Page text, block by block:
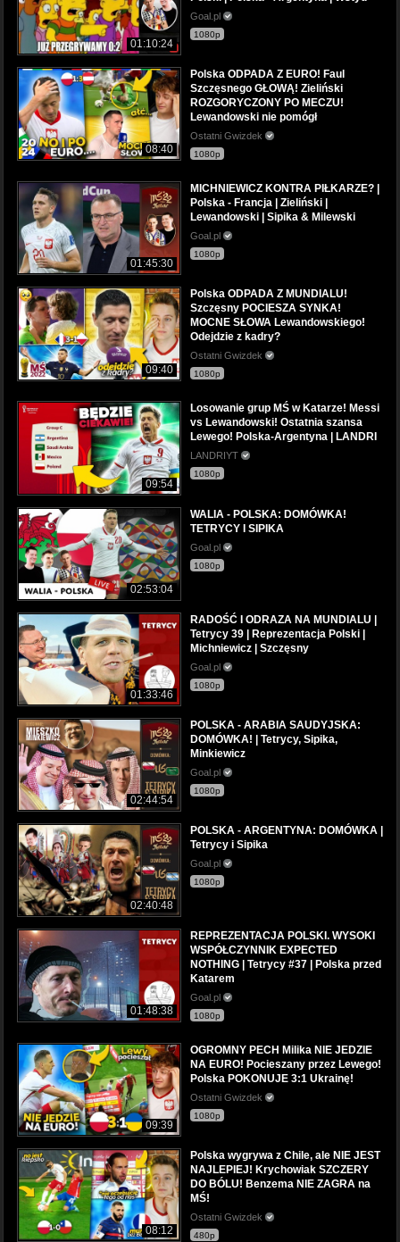
01:10:24
Goal.pl
1080p
08:40
Polska ODPADA Z EURO! Faul
Szczęsnego GŁOWĄ! Zieliński
ROZGORYCZONY PO MECZU!
Lewandowski nie pomógł
Ostatni Gwizdek
1080p
01:45:30
MICHNIEWICZ KONTRA PIŁKARZE? |
Polska - Francja | Zieliński |
Lewandowski | Sipika & Milewski
Goal.pl
1080p
09:40
Polska ODPADA Z MUNDIALU!
Szczęsny POCIESZA SYNKA!
MOCNE SŁOWA Lewandowskiego!
Odejdzie z kadry?
Ostatni Gwizdek
1080p
09:54
Losowanie grup MŚ w Katarze! Messi
vs Lewandowski! Ostatnia szansa
Lewego! Polska-Argentyna | LANDRI
LANDRIYT
1080p
02:53:04
WALIA - POLSKA: DOMÓWKA!
TETRYCY I SIPIKA
Goal.pl
1080p
01:33:46
RADOŚĆ I ODRAZA NA MUNDIALU |
Tetrycy 39 | Reprezentacja Polski |
Michniewicz | Szczęsny
Goal.pl
1080p
02:44:54
POLSKA - ARABIA SAUDYJSKA:
DOMÓWKA! | Tetrycy, Sipika,
Minkiewicz
Goal.pl
1080p
02:40:48
POLSKA - ARGENTYNA: DOMÓWKA |
Tetrycy i Sipika
Goal.pl
1080p
01:48:38
REPREZENTACJA POLSKI. WYSOKI
WSPÓŁCZYNNIK EXPECTED
NOTHING | Tetrycy #37 | Polska przed
Katarem
Goal.pl
1080p
09:39
OGROMNY PECH Milika NIE JEDZIE
NA EURO! Pocieszany przez Lewego!
Polska POKONUJE 3:1 Ukrainę!
Ostatni Gwizdek
1080p
08:12
Polska wygrywa z Chile, ale NIE JEST
NAJLEPIEJ! Krychowiak SZCZERY
DO BÓLU! Benzema NIE ZAGRA na
MŚ!
Ostatni Gwizdek
480p